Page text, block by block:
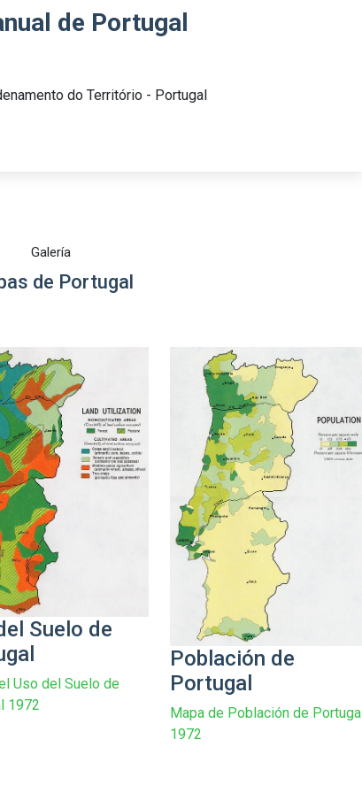
de Portugal
do Território - Portugal
Galería
de Portugal
Suelo de
Uso del Suelo de
1972
Población de
Portugal
Mapa de Población de Portugal
1972